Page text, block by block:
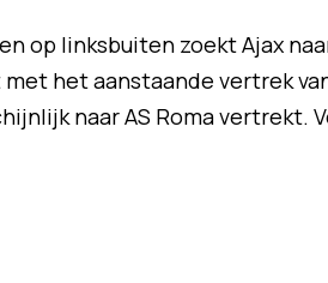
op linksbuiten zoekt Ajax
het aanstaande vertrek
naar AS Roma vertrekt.